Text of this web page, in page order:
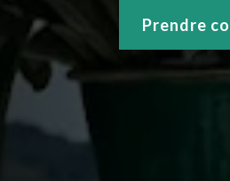
Prendre